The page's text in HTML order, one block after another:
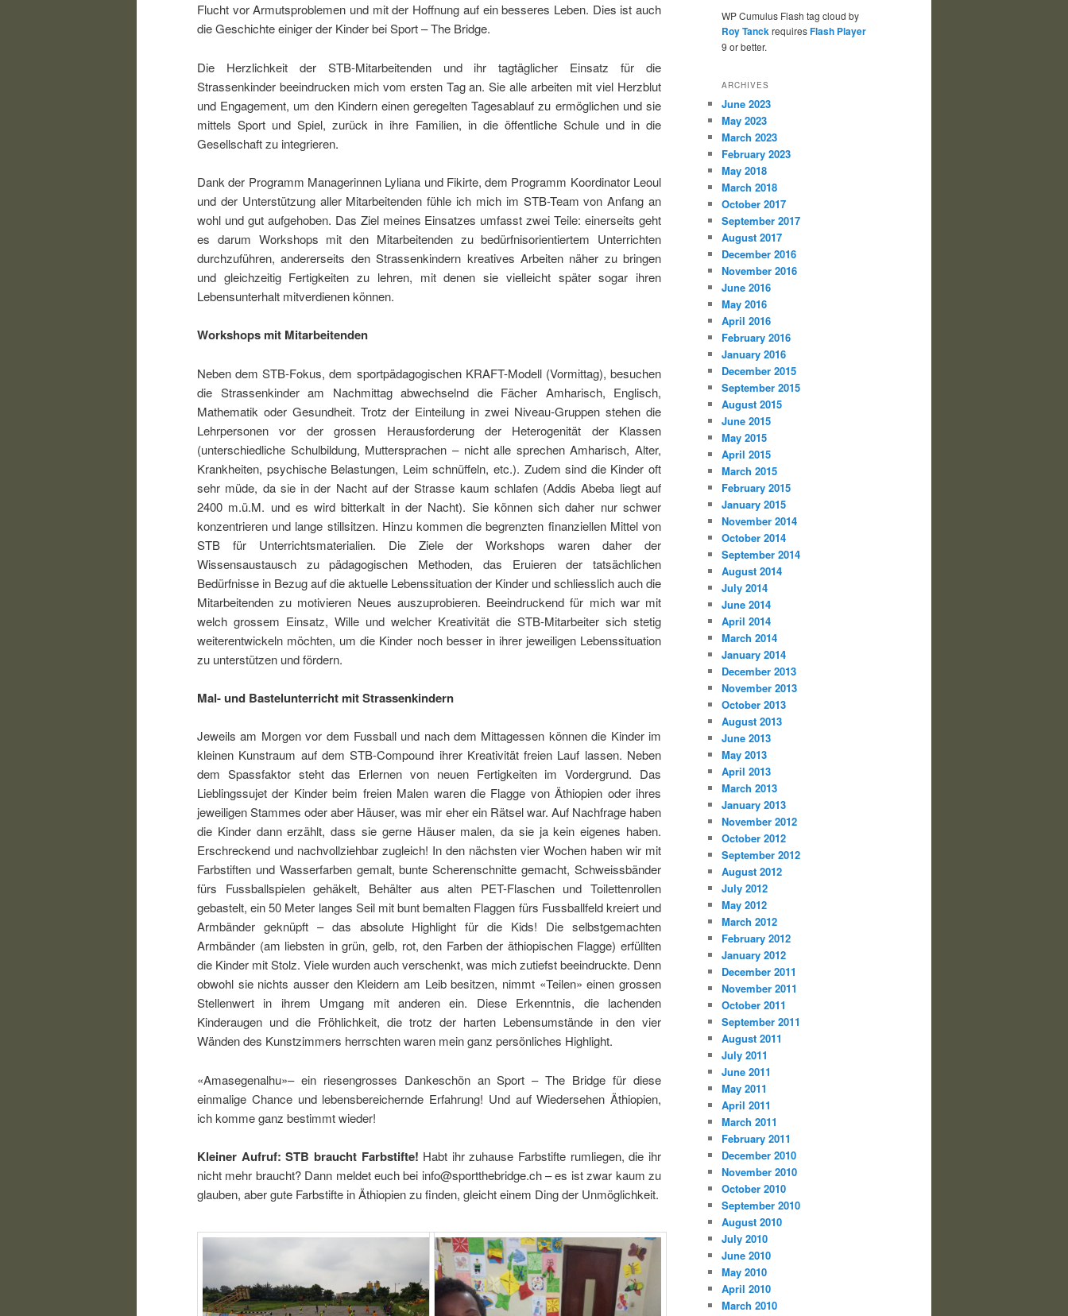
Flucht vor Armutsproblemen und mit der Hoffnung auf ein besseres Leben. Dies ist auch
die Geschichte einiger der Kinder bei Sport – The Bridge.
Die Herzlichkeit der STB-Mitarbeitenden und ihr tagtäglicher Einsatz für die
Strassenkinder beeindrucken mich vom ersten Tag an. Sie alle arbeiten mit viel Herzblut
und Engagement, um den Kindern einen geregelten Tagesablauf zu ermöglichen und sie
mittels Sport und Spiel, zurück in ihre Familien, in die öffentliche Schule und in die
Gesellschaft zu integrieren.
Dank der Programm Managerinnen Lyliana und Fikirte, dem Programm Koordinator Leoul
und der Unterstützung aller Mitarbeitenden fühle ich mich im STB-Team von Anfang an
wohl und gut aufgehoben. Das Ziel meines Einsatzes umfasst zwei Teile: einerseits geht
es darum Workshops mit den Mitarbeitenden zu bedürfnisorientiertem Unterrichten
durchzuführen, andererseits den Strassenkindern kreatives Arbeiten näher zu bringen
und gleichzeitig Fertigkeiten zu lehren, mit denen sie vielleicht später sogar ihren
Lebensunterhalt mitverdienen können.
Workshops mit Mitarbeitenden
Neben dem STB-Fokus, dem sportpädagogischen KRAFT-Modell (Vormittag), besuchen
die Strassenkinder am Nachmittag abwechselnd die Fächer Amharisch, Englisch,
Mathematik oder Gesundheit. Trotz der Einteilung in zwei Niveau-Gruppen stehen die
Lehrpersonen vor der grossen Herausforderung der Heterogenität der Klassen
(unterschiedliche Schulbildung, Muttersprachen – nicht alle sprechen Amharisch, Alter,
Krankheiten, psychische Belastungen, Leim schnüffeln, etc.). Zudem sind die Kinder oft
sehr müde, da sie in der Nacht auf der Strasse kaum schlafen (Addis Abeba liegt auf
2400 m.ü.M. und es wird bitterkalt in der Nacht). Sie können sich daher nur schwer
konzentrieren und lange stillsitzen. Hinzu kommen die begrenzten finanziellen Mittel von
STB für Unterrichtsmaterialien. Die Ziele der Workshops waren daher der
Wissensaustausch zu pädagogischen Methoden, das Eruieren der tatsächlichen
Bedürfnisse in Bezug auf die aktuelle Lebenssituation der Kinder und schliesslich auch die
Mitarbeitenden zu motivieren Neues auszuprobieren. Beeindruckend für mich war mit
welch grossem Einsatz, Wille und welcher Kreativität die STB-Mitarbeiter sich stetig
weiterentwickeln möchten, um die Kinder noch besser in ihrer jeweiligen Lebenssituation
zu unterstützen und fördern.
Mal- und Bastelunterricht mit Strassenkindern
Jeweils am Morgen vor dem Fussball und nach dem Mittagessen können die Kinder im
kleinen Kunstraum auf dem STB-Compound ihrer Kreativität freien Lauf lassen. Neben
dem Spassfaktor steht das Erlernen von neuen Fertigkeiten im Vordergrund. Das
Lieblingssujet der Kinder beim freien Malen waren die Flagge von Äthiopien oder ihres
jeweiligen Stammes oder aber Häuser, was mir eher ein Rätsel war. Auf Nachfrage haben
die Kinder dann erzählt, dass sie gerne Häuser malen, da sie ja kein eigenes haben.
Erschreckend und nachvollziehbar zugleich! In den nächsten vier Wochen haben wir mit
Farbstiften und Wasserfarben gemalt, bunte Scherenschnitte gemacht, Schweissbänder
fürs Fussballspielen gehäkelt, Behälter aus alten PET-Flaschen und Toilettenrollen
gebastelt, ein 50 Meter langes Seil mit bunt bemalten Flaggen fürs Fussballfeld kreiert und
Armbänder geknüpft – das absolute Highlight für die Kids! Die selbstgemachten
Armbänder (am liebsten in grün, gelb, rot, den Farben der äthiopischen Flagge) erfüllten
die Kinder mit Stolz. Viele wurden auch verschenkt, was mich zutiefst beeindruckte. Denn
obwohl sie nichts ausser den Kleidern am Leib besitzen, nimmt «Teilen» einen grossen
Stellenwert in ihrem Umgang mit anderen ein. Diese Erkenntnis, die lachenden
Kinderaugen und die Fröhlichkeit, die trotz der harten Lebensumstände in den vier
Wänden des Kunstzimmers herrschten waren mein ganz persönliches Highlight.
«Amasegenalhu»– ein riesengrosses Dankeschön an Sport – The Bridge für diese
einmalige Chance und lebensbereichernde Erfahrung! Und auf Wiedersehen Äthiopien,
ich komme ganz bestimmt wieder!
Kleiner Aufruf: STB braucht Farbstifte! Habt ihr zuhause Farbstifte rumliegen, die ihr
nicht mehr braucht? Dann meldet euch bei info@sportthebridge.ch – es ist zwar kaum zu
glauben, aber gute Farbstifte in Äthiopien zu finden, gleicht einem Ding der Unmöglichkeit.
WP Cumulus Flash tag cloud by
Roy TanckrequiresFlash Player
9 or better.
ARCHIVES
June 2023
May 2023
March 2023
February 2023
May 2018
March 2018
October 2017
September 2017
August 2017
December 2016
November 2016
June 2016
May 2016
April 2016
February 2016
January 2016
December 2015
September 2015
August 2015
June 2015
May 2015
April 2015
March 2015
February 2015
January 2015
November 2014
October 2014
September 2014
August 2014
July 2014
June 2014
April 2014
March 2014
January 2014
December 2013
November 2013
October 2013
August 2013
June 2013
May 2013
April 2013
March 2013
January 2013
November 2012
October 2012
September 2012
August 2012
July 2012
May 2012
March 2012
February 2012
January 2012
December 2011
November 2011
October 2011
September 2011
August 2011
July 2011
June 2011
May 2011
April 2011
March 2011
February 2011
December 2010
November 2010
October 2010
September 2010
August 2010
July 2010
June 2010
May 2010
April 2010
March 2010